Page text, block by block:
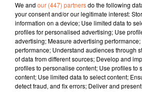
19 février 2024 - 14 min 39 sec
JOURNAL DU LUNDI 19 FÉVRIER (SOIR)
Fabien Gazeau
L'info près de chez vous
We and our (447) partnersdo the following
your consent and/or our legitimate interest:
information on a device; Use limited data to
profiles for personalised advertising; Use
advertising; Measure advertising
performance; Understand audiences through
of data from different sources; Develop and
profiles to personalise content; Use profiles to
content; Use limited data to select content;
detect fraud, and fix errors; Deliver and